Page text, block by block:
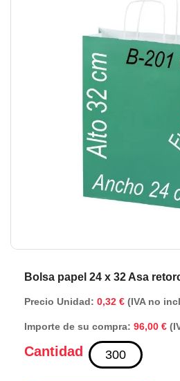
Bolsa papel 24 x 32 Asa
Precio Unidad: 0,32 € (IVA no
Importe de su compra: 96,00 €
Cantidad